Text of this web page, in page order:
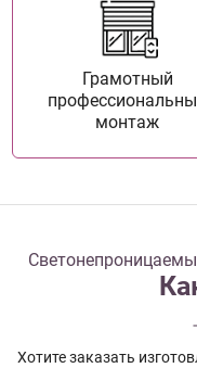
Грамотный
монтаж
Хотите заказать